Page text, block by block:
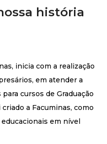
história
inicia com a realização
em atender a
cursos de Graduação
a Facuminas, como
em nível